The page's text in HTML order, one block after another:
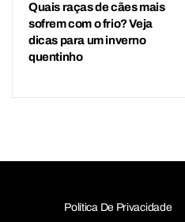
Quais raças de cães mais
sofrem com o frio? Veja
dicas para um inverno
quentinho
Política De Privacidade